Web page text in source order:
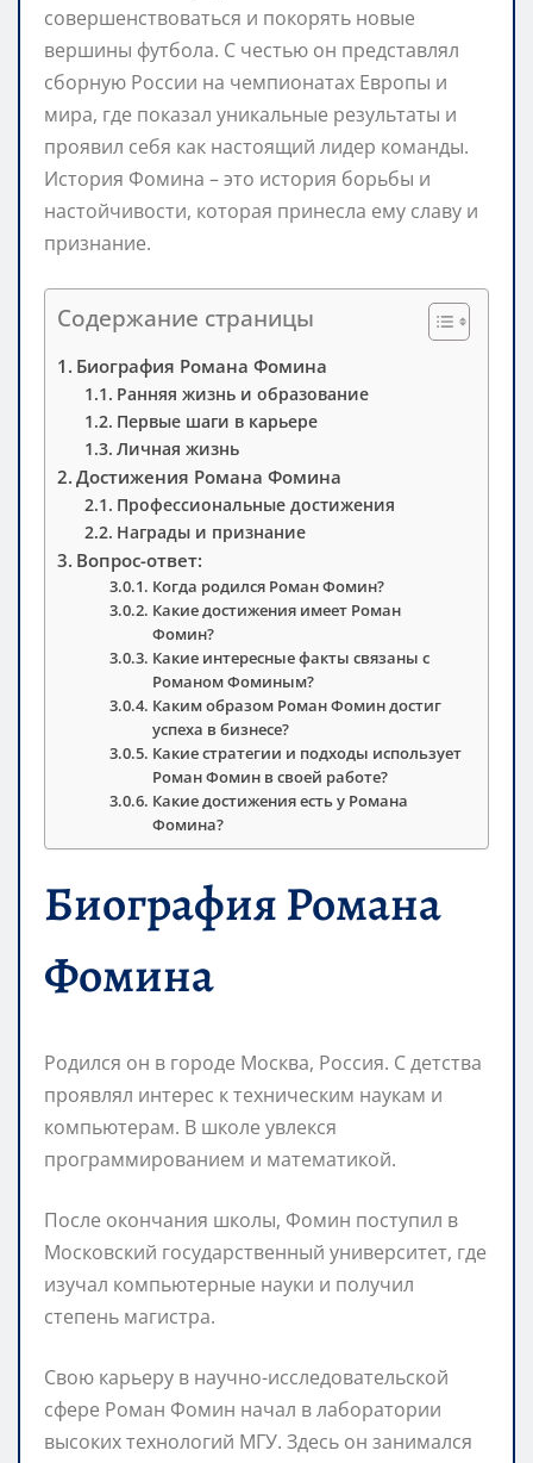
совершенствоваться и покорять новые
вершины футбола. С честью он представлял
сборную России на чемпионатах Европы и
мира, где показал уникальные результаты и
проявил себя как настоящий лидер команды.
История Фомина – это история борьбы и
настойчивости, которая принесла ему славу и
признание.
Содержание страницы
Биография Романа Фомина
Ранняя жизнь и образование
Первые шаги в карьере
Личная жизнь
Достижения Романа Фомина
Профессиональные достижения
Награды и признание
Вопрос-ответ:
Когда родился Роман Фомин?
Какие достижения имеет Роман
Фомин?
Какие интересные факты связаны с
Романом Фоминым?
Каким образом Роман Фомин достиг
успеха в бизнесе?
Какие стратегии и подходы использует
Роман Фомин в своей работе?
Какие достижения есть у Романа
Фомина?
Биография Романа
Фомина
Родился он в городе Москва, Россия. С детства
проявлял интерес к техническим наукам и
компьютерам. В школе увлекся
программированием и математикой.
После окончания школы, Фомин поступил в
Московский государственный университет, где
изучал компьютерные науки и получил
степень магистра.
Свою карьеру в научно-исследовательской
сфере Роман Фомин начал в лаборатории
высоких технологий МГУ. Здесь он занимался